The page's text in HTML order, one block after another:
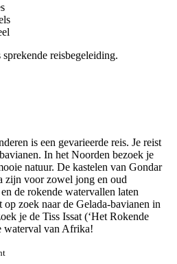
reisbegeleiding.
is een gevarieerde reis. Je reist
In het Noorden bezoek je
natuur. De kastelen van Gondar
zijn voor zowel jong en oud
de rokende watervallen laten
op zoek naar de Gelada-bavianen in
je de Tiss Issat (‘Het Rokende
waterval van Afrika!